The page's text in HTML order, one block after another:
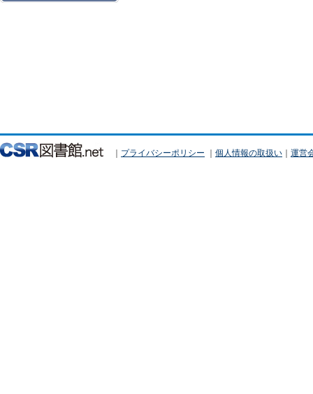
｜ プライバシーポリシー ｜ 個人情報の取扱い ｜ 運営